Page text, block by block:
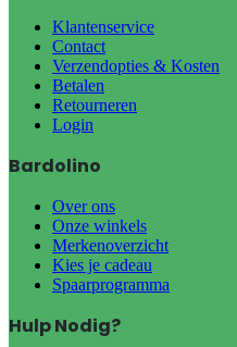
Klantenservice
Contact
Verzendopties & Kosten
Betalen
Retourneren
Login
Bardolino
Over ons
Onze winkels
Merkenoverzicht
Kies je cadeau
Spaarprogramma
Hulp Nodig?